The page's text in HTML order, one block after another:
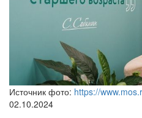
Источник фото: https://
02.10.2024